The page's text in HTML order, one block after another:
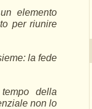
elemento
per riunire
la fede
della
non lo